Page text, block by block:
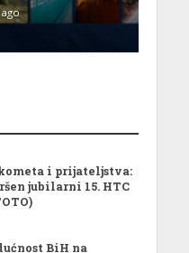
i prijateljstva:
jubilarni 15. HTC
BiH na